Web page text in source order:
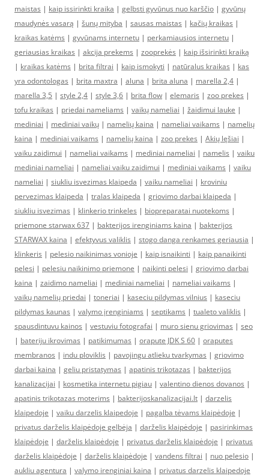
maistas | kaip issirinkti kraika | gelbsti gyvūnus nuo karščio | gyvūnų
maudynės vasarą | šunų mityba | sausas maistas | kačių kraikas |
kraikas katėms | gyvūnams internetu | perkamiausios internetu |
geriausias kraikas | akcija prekems | zooprekės | kaip išsirinkti kraiką
| kraikas katėms | brita filtrai | kaip ismokyti | natūralus kraikas | kas
yra odontologas | brita maxtra | aluna | brita aluna | marella 2,4 |
marella 3,5 | style 2,4 | style 3,6 | brita flow | elemaris | zoo prekes |
tofu kraikas | priedai nameliams | vaikų nameliai | žaidimui lauke |
mediniai | mediniai vaikų | namelių kaina | nameliai vaikams | namelių
kaina | mediniai vaikams | namelių kaina | zoo prekes | Akių lęšiai |
vaiku zaidimui | nameliai vaikams | mediniai nameliai | namelis | vaiku
mediniai nameliai | nameliai vaiku zaidimui | mediniai vaikams | vaiku
nameliai | siukliu isvezimas klaipeda | vaiku nameliai | kroviniu
pervezimas klaipeda | tralas klaipeda | griovimo darbai klaipeda |
siukliu isvezimas | klinkerio trinkeles | biopreparatai nuotekoms |
priemone starwax 637 | bakterijos irenginiams kaina | bakterijos
STARWAX kaina | efektyvus valiklis | stogo danga renkames geriausia |
klinkeris | pelesio naikinimas vonioje | kaip isnaikinti | kaip panaikinti
pelesi | pelesiu naikinimo priemone | naikinti pelesi | griovimo darbai
kaina | zaidimo nameliai | mediniai nameliai | nameliai vaikams |
vaikų namelių priedai | toneriai | kaseciu pildymas vilnius | kaseciu
pildymas kaunas | valymo įrenginiams | septikams | tualeto valiklis |
spausdintuvu kainos | vestuviu fotografai | muro sienu griovimas | seo
| bateriju ikrovimas | patikimumas | orapute JDK S 60 | oraputes
membranos | indu ploviklis | pavojingu atlieku tvarkymas | griovimo
darbai kaina | geliu pristatymas | apatinis trikotazas | bakterijos
kanalizacijai | kosmetika internetu pigiau | valentino dienos dovanos |
apatinis trikotazas moterims | bakterijoskanalizacijai.lt | darzelis
klaipedoje | vaiku darzelis klaipedoje | pagalba tėvams klaipėdoje |
privatus darželis klaipėdoje gelbėja | darželis klaipėdoje | pasirinkimas
klaipėdoje | darželis klaipėdoje | privatus darželis klaipėdoje | privatus
darželis klaipėdoje | darželis klaipėdoje | vandens filtrai | nuo pelesio |
aukliu agentura | valymo irenginiai kaina | privatus darzelis klaipedoje